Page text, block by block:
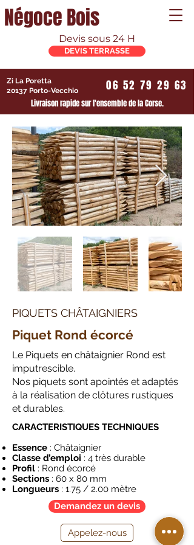
Négoce Bois
06 52 79 29 63
Zi La Poretta
20137 Porto-Vecchio
Livraison rapide sur l'ensemble de la Corse.
Devis sous 24 H
DEVIS TERRASSE
PIQUETS CHÂTAIGNIERS
Piquet Rond écorcé
Le Piquets en châtaignier Rond est
imputrescible.
Nos piquets sont apointés et adaptés
à la réalisation de clôtures rustiques
et durables.
CARACTERISTIQUES TECHNIQUES
Essence : Châtaignier
Classe d’emploi : 4 très durable
Profil : Rond écorcé
Sections : 60 x 80 mm
Longueurs : 1.75 / 2.00 mètre
Demandez un devis
Appelez-nous